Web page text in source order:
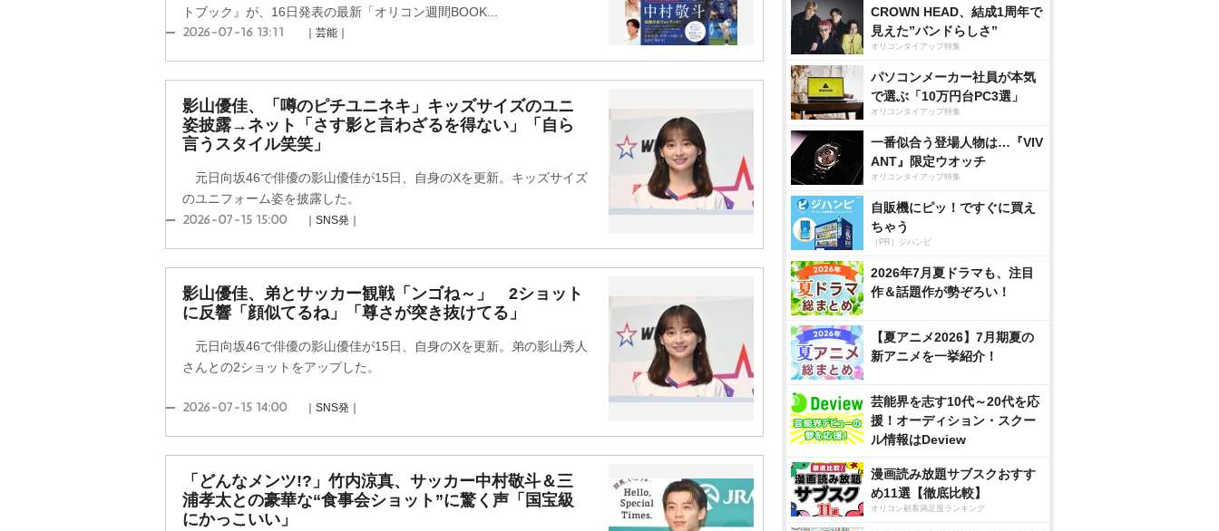
トブック』が、16日発表の最新「オリコン週間BOOK...
2026-07-16 13:11 ｜芸能｜
影山優佳、「噂のピチユニネキ」キッズサイズのユニ
姿披露→ネット「さす影と言わざるを得ない」「自ら
言うスタイル笑笑」
元日向坂46で俳優の影山優佳が15日、自身のXを更新。キッズサイズ
のユニフォーム姿を披露した。
2026-07-15 15:00 ｜SNS発｜
影山優佳、弟とサッカー観戦「ンゴね～」 2ショット
に反響「顔似てるね」「尊さが突き抜けてる」
元日向坂46で俳優の影山優佳が15日、自身のXを更新。弟の影山秀人
さんとの2ショットをアップした。
2026-07-15 14:00 ｜SNS発｜
「どんなメンツ!?」竹内涼真、サッカー中村敬斗＆三
浦孝太との豪華な“食事会ショット”に驚く声「国宝級
にかっこいい」
CROWN HEAD、結成1周年で
見えた”バンドらしさ”
オリコンタイアップ特集
パソコンメーカー社員が本気
で選ぶ「10万円台PC3選」
オリコンタイアップ特集
一番似合う登場人物は…『VIV
ANT』限定ウオッチ
オリコンタイアップ特集
自販機にピッ！ですぐに買え
ちゃう
（PR）ジハンピ
2026年7月夏ドラマも、注目
作＆話題作が勢ぞろい！
【夏アニメ2026】7月期夏の
新アニメを一挙紹介！
芸能界を志す10代～20代を応
援！オーディション・スクー
ル情報はDeview
漫画読み放題サブスクおすす
め11選【徹底比較】
オリコン顧客満足度ランキング